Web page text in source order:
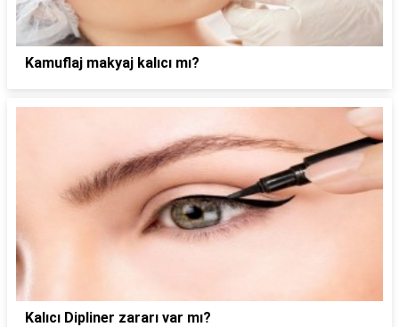
Kamuflaj makyaj kalıcı mı?
Kalıcı Dipliner zararı var mı?